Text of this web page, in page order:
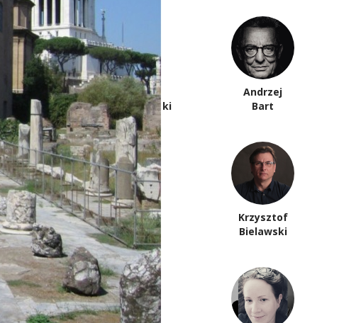
Piotr
Anderszewski
Andrzej
Bart
Paweł Bem
Krzysztof
Bielawski